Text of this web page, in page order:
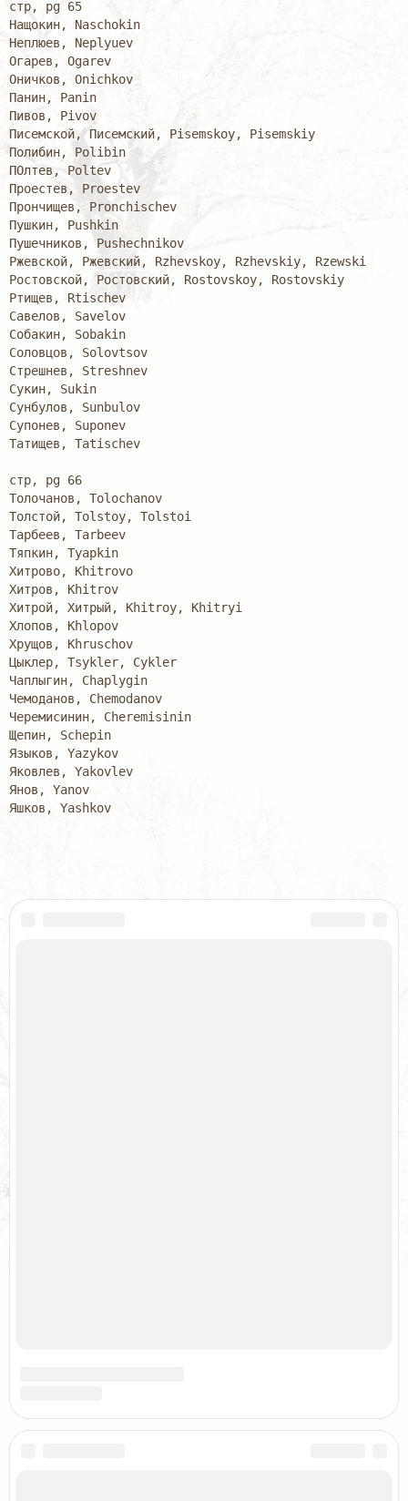
стр, pg 65
Нащокин, Naschokin
Неплюев, Neplyuev
Огарев, Ogarev
Оничков, Onichkov
Панин, Panin
Пивов, Pivov
Писемской, Писемский, Pisemskoy, Pisemskiy
Полибин, Polibin
ПОлтев, Poltev
Проестев, Proestev
Прончищев, Pronchischev
Пушкин, Pushkin
Пушечников, Pushechnikov
Ржевской, Ржевский, Rzhevskoy, Rzhevskiy, Rzewski
Ростовской, Ростовский, Rostovskoy, Rostovskiy
Ртищев, Rtischev
Савелов, Savelov
Собакин, Sobakin
Соловцов, Solovtsov
Стрешнев, Streshnev
Сукин, Sukin
Сунбулов, Sunbulov
Супонев, Suponev
Татищев, Tatischev
стр, pg 66
Толочанов, Tolochanov
Толстой, Tolstoy, Tolstoi
Тарбеев, Tarbeev
Тяпкин, Tyapkin
Хитрово, Khitrovo
Хитров, Khitrov
Хитрой, Хитрый, Khitroy, Khitryi
Хлопов, Khlopov
Хрущов, Khruschov
Цыклер, Tsykler, Cykler
Чаплыгин, Chaplygin
Чемоданов, Chemodanov
Черемисинин, Cheremisinin
Щепин, Schepin
Языков, Yazykov
Яковлев, Yakovlev
Янов, Yanov
Яшков, Yashkov